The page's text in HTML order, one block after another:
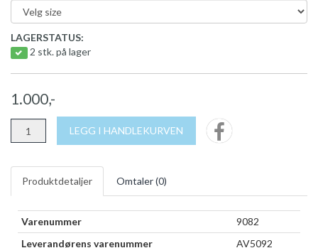
LAGERSTATUS:
2 stk. på lager
1.000,-
LEGG I HANDLEKURVEN
Produktdetaljer Omtaler (0)
Varenummer
9082
Leverandørens varenummer
AV5092